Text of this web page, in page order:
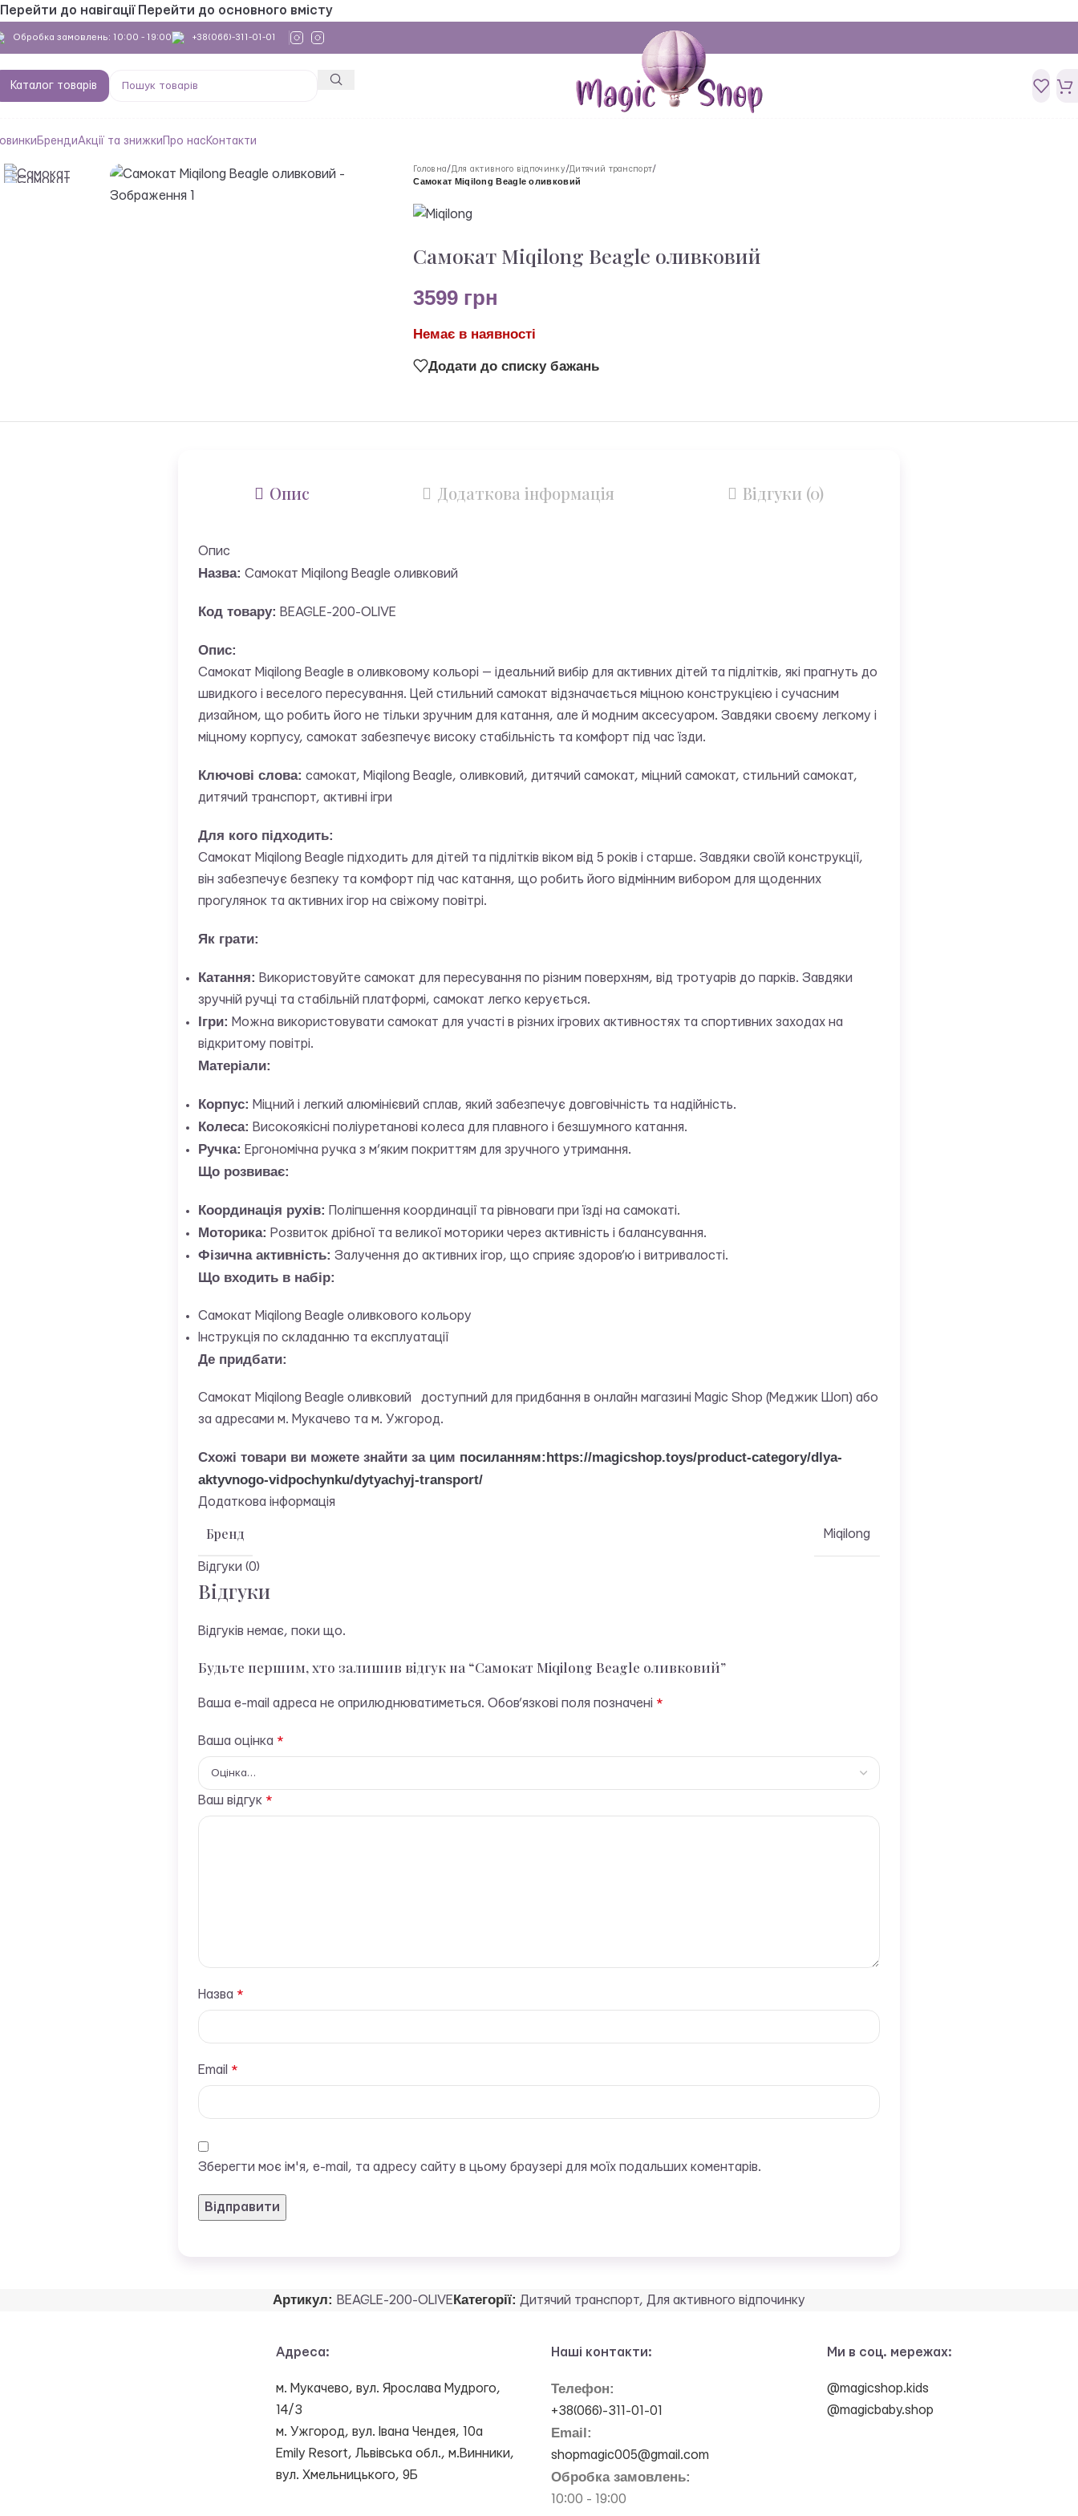
Перейти до навігації Перейти до основного вмісту
Обробка замовлень: 10:00 - 19:00 +38(066)-311-01-01
Каталог товарів
БрендиАкції та знижки Про нас Контакти
Головна / Для активного відпочинку/Дитячий транспорт/
Самокат Miqilong Beagle оливковий
Самокат Miqilong Beagle оливковий
3599 грн
Немає в наявності
Додати до списку бажань
Опис Додаткова інформація Відгуки (0)
Опис
Назва: Самокат Miqilong Beagle оливковий
Код товару: BEAGLE-200-OLIVE
Опис:
Самокат Miqilong Beagle в оливковому кольорі — ідеальний вибір для активних дітей та підлітків, які прагнуть до
швидкого і веселого пересування. Цей стильний самокат відзначається міцною конструкцією і сучасним
дизайном, що робить його не тільки зручним для катання, але й модним аксесуаром. Завдяки своєму легкому і
міцному корпусу, самокат забезпечує високу стабільність та комфорт під час їзди.
Ключові слова: самокат, Miqilong Beagle, оливковий, дитячий самокат, міцний самокат, стильний самокат,
дитячий транспорт, активні ігри
Для кого підходить:
Самокат Miqilong Beagle підходить для дітей та підлітків віком від 5 років і старше. Завдяки своїй конструкції,
він забезпечує безпеку та комфорт під час катання, що робить його відмінним вибором для щоденних
прогулянок та активних ігор на свіжому повітрі.
Як грати:
Катання: Використовуйте самокат для пересування по різним поверхням, від тротуарів до парків. Завдяки
зручній ручці та стабільній платформі, самокат легко керується.
Ігри: Можна використовувати самокат для участі в різних ігрових активностях та спортивних заходах на
відкритому повітрі.
Матеріали:
Корпус: Міцний і легкий алюмінієвий сплав, який забезпечує довговічність та надійність.
Колеса: Високоякісні поліуретанові колеса для плавного і безшумного катання.
Ручка: Ергономічна ручка з м’яким покриттям для зручного утримання.
Що розвиває:
Координація рухів: Поліпшення координації та рівноваги при їзді на самокаті.
Моторика: Розвиток дрібної та великої моторики через активність і балансування.
Фізична активність: Залучення до активних ігор, що сприяє здоров’ю і витривалості.
Що входить в набір:
Самокат Miqilong Beagle оливкового кольору
Інструкція по складанню та експлуатації
Де придбати:
Самокат Miqilong Beagle оливковий доступний для придбання в онлайн магазині Magic Shop (Меджик Шоп) або
за адресами м. Мукачево та м. Ужгород.
Схожі товари ви можете знайти за цим посиланням:https://magicshop.toys/product-category/dlya-
aktyvnogo-vidpochynku/dytyachyj-transport/
Додаткова інформація
Бренд Miqilong
Відгуки (0)
Відгуки
Відгуків немає, поки що.
Будьте першим, хто залишив відгук на “Самокат Miqilong Beagle оливковий”
Ваша e-mail адреса не оприлюднюватиметься. Обов’язкові поля позначені *
Ваша оцінка *
Ваш відгук *
Назва *
Email *
Зберегти моє ім'я, e-mail, та адресу сайту в цьому браузері для моїх подальших коментарів.
Артикул: BEAGLE-200-OLIVE Категорії: Дитячий транспорт, Для активного відпочинку
Адреса:
м. Мукачево, вул. Ярослава Мудрого,
14/3
м. Ужгород, вул. Івана Чендея, 10а
Emily Resort, Львівська обл., м.Винники,
вул. Хмельницького, 9Б
Наші контакти:
Телефон:
+38(066)-311-01-01
Email:
shopmagic005@gmail.com
Обробка замовлень:
10:00 - 19:00
Ми в соц. мережах:
@magicshop.kids
@magicbaby.shop